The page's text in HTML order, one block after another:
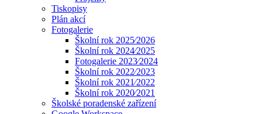
Tiskopisy
Plán akcí
Fotogalerie
Školní rok 2025⁄2026
Školní rok 2024⁄2025
Fotogalerie 2023⁄2024
Školní rok 2022⁄2023
Školní rok 2021⁄2022
Školní rok 2020⁄2021
Školské poradenské zařízení